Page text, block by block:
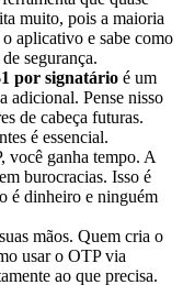
muito, pois a maioria
aplicativo e sabe como
segurança.
por signatário é um
adicional. Pense nisso
de cabeça futuras.
é essencial.
você ganha tempo. A
burocracias. Isso é
é dinheiro e ninguém
mãos. Quem cria o
usar o OTP via
ao que precisa.